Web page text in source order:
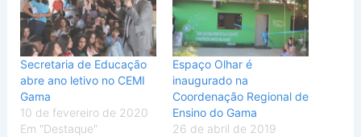
Secretaria de Educação
abre ano letivo no CEMI
Gama
10 de fevereiro de 2020
Em "Destaque"
Espaço Olhar é
inaugurado na
Coordenação Regional de
Ensino do Gama
26 de abril de 2019